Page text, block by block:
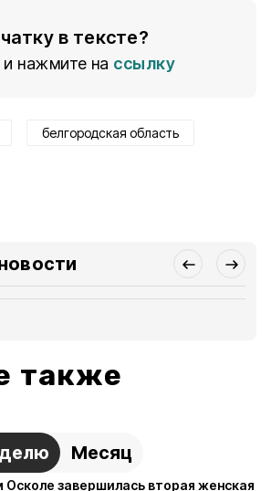
в тексте?
нажмите на ссылку
белгородская область
также
Месяц
Осколе завершилась вторая женская